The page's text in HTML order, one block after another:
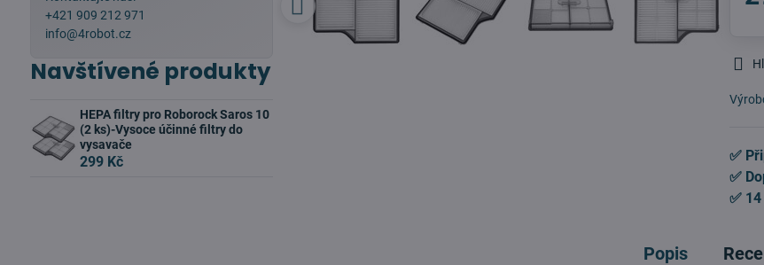
✅
✅
✅
Popis
+421 909 212 971
info@4robot.cz
Navštívené produkty
HEPA filtry pro Roborock Saros 10
(2 ks)-Vysoce účinné filtry do
vysavače
299 Kč